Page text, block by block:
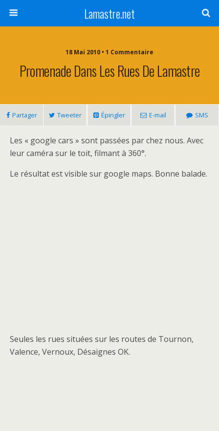
Lamastre.net
18 Mai 2010 • 1 Commentaire
Promenade Dans Les Rues De Lamastre
Partager Tweeter Épingler E-mail SMS
Les « google cars » sont passées par chez nous. Avec
leur caméra sur le toit, filmant à 360°.
Le résultat est visible sur google maps. Bonne balade.
Seules les rues situées sur les routes de Tournon,
Valence, Vernoux, Désaignes OK.